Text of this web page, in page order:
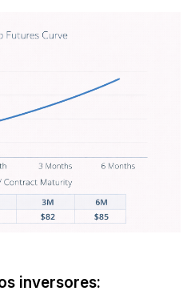
inversores: